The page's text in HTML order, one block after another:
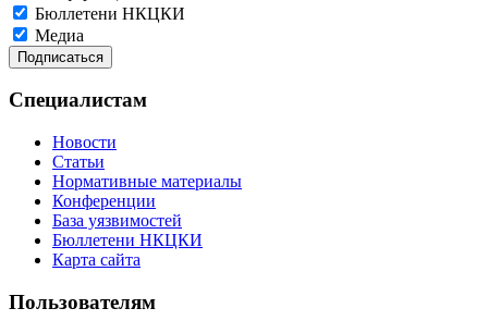
Бюллетени НКЦКИ
Медиа
Специалистам
Новости
Статьи
Нормативные материалы
Конференции
База уязвимостей
Бюллетени НКЦКИ
Карта сайта
Пользователям